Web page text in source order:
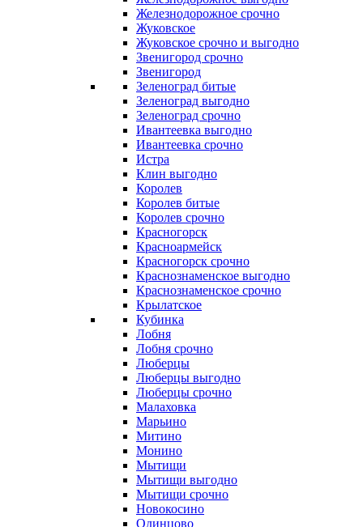
Железнодорожное срочно
Жуковское
Жуковское срочно и выгодно
Звенигород срочно
Звенигород
Зеленоград битые
Зеленоград выгодно
Зеленоград срочно
Ивантеевка выгодно
Ивантеевка срочно
Истра
Клин выгодно
Королев
Королев битые
Королев срочно
Красногорск
Красноармейск
Красногорск срочно
Краснознаменское выгодно
Краснознаменское срочно
Крылатское
Кубинка
Лобня
Лобня срочно
Люберцы
Люберцы выгодно
Люберцы срочно
Малаховка
Марьино
Митино
Монино
Мытищи
Мытищи выгодно
Мытищи срочно
Новокосино
Одинцово